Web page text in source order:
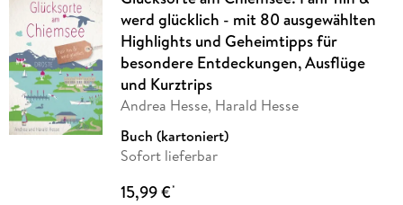
werd glücklich - mit 80 ausgewählten
Highlights und Geheimtipps für
besondere Entdeckungen, Ausflüge
und Kurztrips
Andrea Hesse, Harald Hesse
Buch (kartoniert)
Sofort lieferbar
15,99 €*